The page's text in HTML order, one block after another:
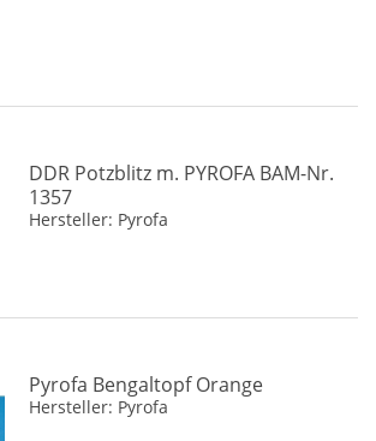
DDR Potzblitz m. PYROFA BAM-Nr.
1357
Hersteller: Pyrofa
Pyrofa Bengaltopf Orange
Hersteller: Pyrofa